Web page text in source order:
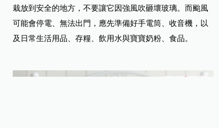
栽放到安全的地方，不要讓它因強風吹砸壞玻璃。而颱風
可能會停電、無法出門，應先準備好手電筒、收音機，以
及日常生活用品、存糧、飲用水與寶寶奶粉、食品。